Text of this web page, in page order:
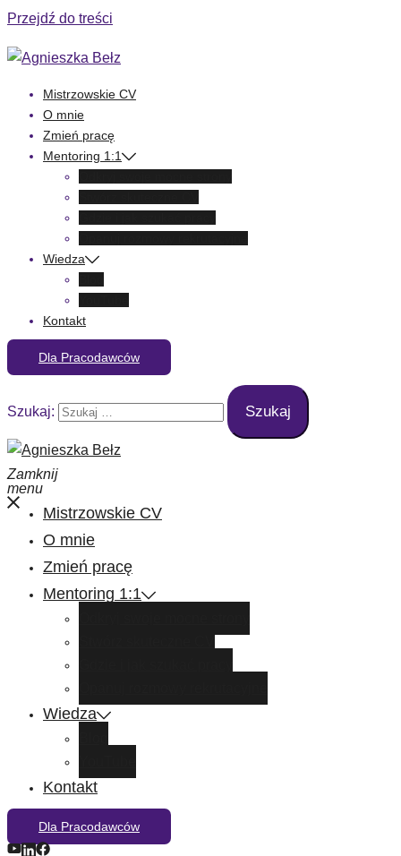
Przejdź do treści
Mistrzowskie CV
O mnie
Zmień pracę
Mentoring 1:1
Wiedza
Kontakt
Dla Pracodawców
Szukaj:
Zamknij
menu
Mistrzowskie CV
O mnie
Zmień pracę
Mentoring 1:1
Wiedza
Kontakt
Dla Pracodawców